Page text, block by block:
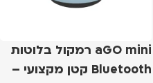
aGO mini רמקול בלוטות
Bluetooth קטן מקצועי –